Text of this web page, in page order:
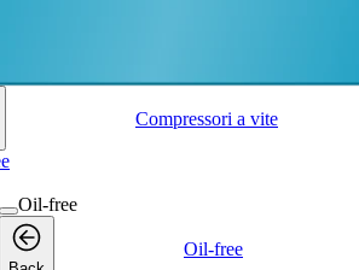
vite
Compressori a vite
Oil-free
Oil-free